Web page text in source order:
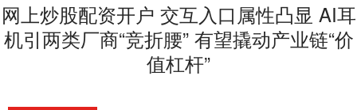
网上炒股配资开户 交互入口属性凸显 AI耳
机引两类厂商“竞折腰” 有望撬动产业链“价
值杠杆”